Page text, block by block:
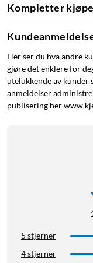
Kompletter
Her ser du hva andre
gjøre det enklere for
utelukkende av
anmeldelser
publisering her
5 stjerner
4 stjerner